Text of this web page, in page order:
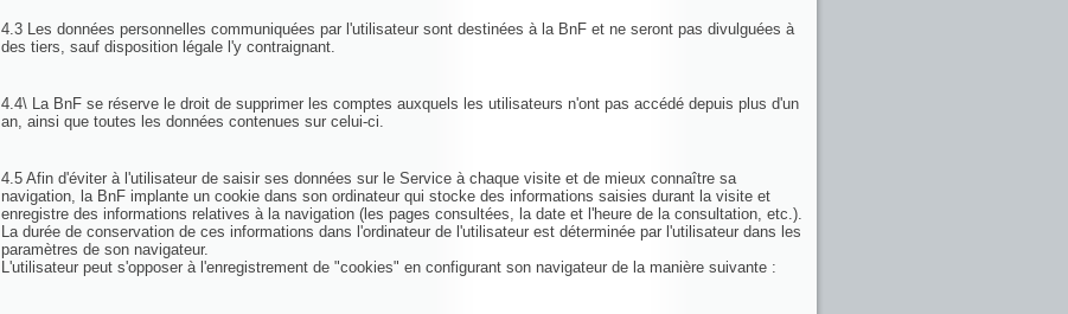
4.3 Les données personnelles communiquées par l'utilisateur sont destinées à la BnF et ne seront pas divulguées à
des tiers, sauf disposition légale l'y contraignant.
4.4\ La BnF se réserve le droit de supprimer les comptes auxquels les utilisateurs n'ont pas accédé depuis plus d'un
an, ainsi que toutes les données contenues sur celui-ci.
4.5 Afin d'éviter à l'utilisateur de saisir ses données sur le Service à chaque visite et de mieux connaître sa
navigation, la BnF implante un cookie dans son ordinateur qui stocke des informations saisies durant la visite et
enregistre des informations relatives à la navigation (les pages consultées, la date et l'heure de la consultation, etc.).
La durée de conservation de ces informations dans l'ordinateur de l'utilisateur est déterminée par l'utilisateur dans les
paramètres de son navigateur.
L'utilisateur peut s'opposer à l'enregistrement de "cookies" en configurant son navigateur de la manière suivante :